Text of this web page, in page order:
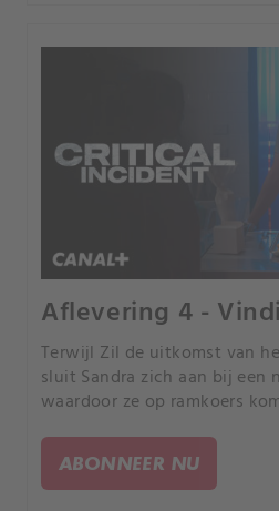
Aflevering 4 -
Terwijl Zil de uitkomst van
sluit Sandra zich aan bij een
waardoor ze op ramkoers
ABONNEER NU